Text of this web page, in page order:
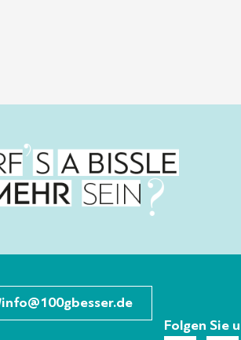
info@100gbesser.de
Folgen Sie